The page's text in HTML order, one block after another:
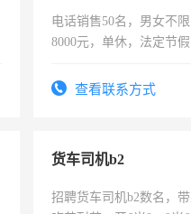
电话销售50名，男女不
8000元，单休，法定节假
查看联系方式
货车司机b2
招聘货车司机b2数名，带